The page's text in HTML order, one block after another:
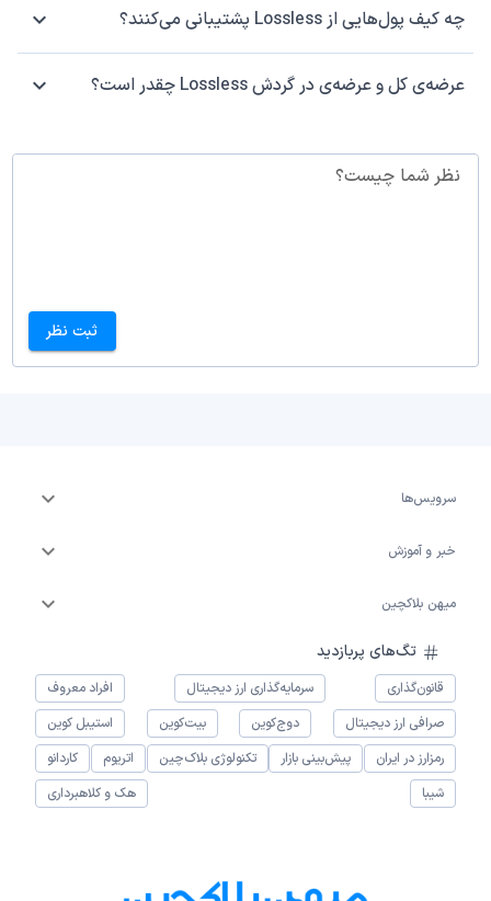
چه کیف پول‌هایی از Lossless پشتیبانی می‌کنند؟
عرضه‌ی کل و عرضه‌ی در گردش Lossless چقدر است؟
نظر شما چیست؟
ثبت نظر
سرویس‌ها
خبر و آموزش
میهن بلاکچین
تگ‌های پربازدید
قانون‌گذاری سرمایه‌گذاری ارز دیجیتال
افراد معروف
صرافی ارز دیجیتال
دوج‌کوین بیت‌کوین
استیبل کوین
رمزارز در ایران
پیش‌بینی بازار تکنولوژی بلاک‌چین اتریوم
کاردانو
شیبا
هک و کلاهبرداری